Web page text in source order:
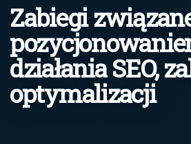
Zabiegi
działania SEO,
optymalizacji